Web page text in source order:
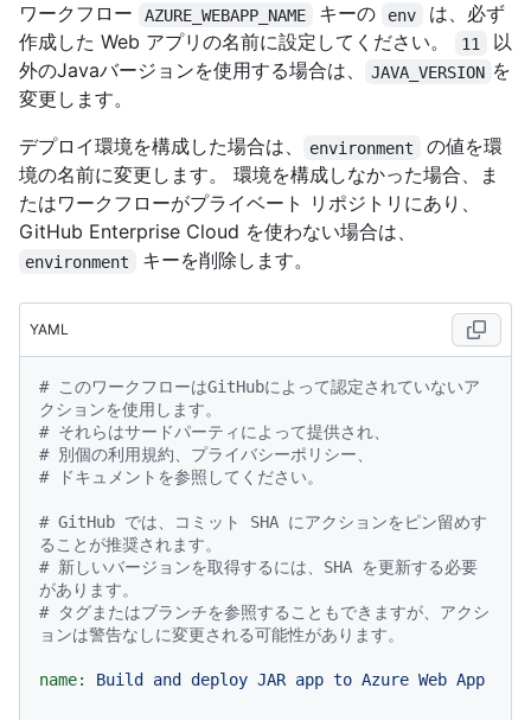
ワークフロー
AZURE_WEBAPP_NAME キーの env
は、必ず
作成した Web アプリの名前に設定してください。
11
以
外のJavaバージョンを使用する場合は、
JAVA_VERSION を
変更します。
デプロイ環境を構成した場合は、
environment
の値を環
境の名前に変更します。 環境を構成しなかった場合、ま
たはワークフローがプライベート リポジトリにあり、
GitHub Enterprise Cloud を使わない場合は、
environment キーを削除します。
YAML
# このワークフローはGitHubによって認定されていないア
クションを使用します。
# それらはサードパーティによって提供され、
# 別個の利用規約、プライバシーポリシー、
# ドキュメントを参照してください。
# GitHub では、コミット SHA にアクションをピン留めす
ることが推奨されます。
# 新しいバージョンを取得するには、SHA を更新する必要
があります。
# タグまたはブランチを参照することもできますが、アクシ
ョンは警告なしに変更される可能性があります。
name: Build and deploy JAR app to Azure Web App